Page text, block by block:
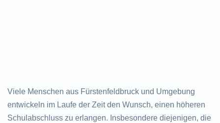
Viele Menschen aus Fürstenfeldbruck und Umgebung
entwickeln im Laufe der Zeit den Wunsch, einen höheren
Schulabschluss zu erlangen. Insbesondere diejenigen, die